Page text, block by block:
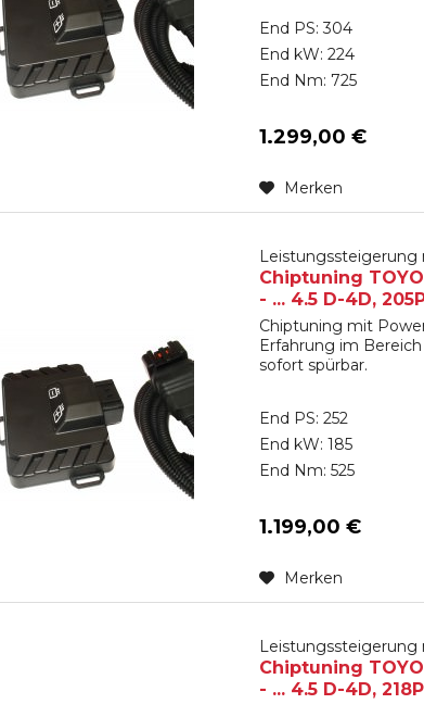
End PS: 304
End kW: 224
End Nm: 725
1.299,00 €
Merken
Leistungssteigerung
Chiptuning
- ... 4.5 D-4D,
Chiptuning mit
Erfahrung im
sofort spürbar.
End PS: 252
End kW: 185
End Nm: 525
1.199,00 €
Merken
Leistungssteigerung
Chiptuning
- ... 4.5 D-4D,